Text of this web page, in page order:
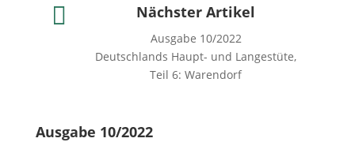
 Nächster Artikel
Ausgabe 10/2022
Deutschlands Haupt- und Langestüte,
Teil 6: Warendorf
Ausgabe 10/2022